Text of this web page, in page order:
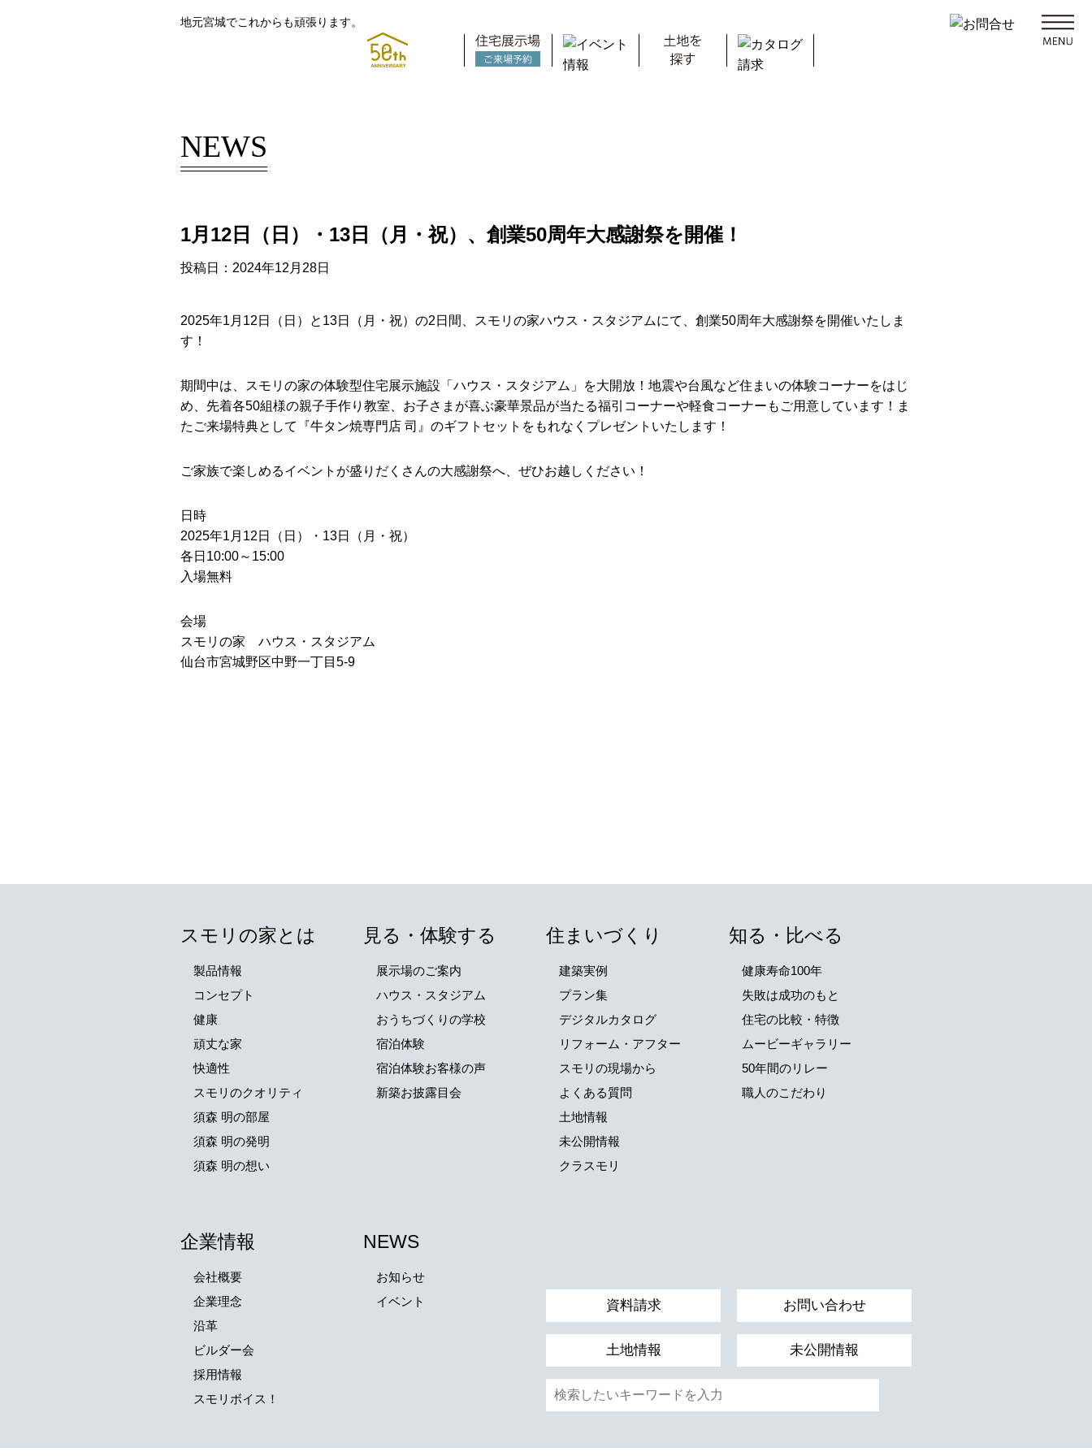
地元宮城でこれからも頑張ります。
スモリの家
NEWS
1月12日（日）・13日（月・祝）、創業50周年大感謝祭を開催！
投稿日：2024年12月28日
2025年1月12日（日）と13日（月・祝）の2日間、スモリの家ハウス・スタジアムにて、創業50周年大感謝祭を開催いたしま
す！
期間中は、スモリの家の体験型住宅展示施設「ハウス・スタジアム」を大開放！地震や台風など住まいの体験コーナーをはじ
め、先着各50組様の親子手作り教室、お子さまが喜ぶ豪華景品が当たる福引コーナーや軽食コーナーもご用意しています！ま
たご来場特典として『牛タン焼専門店 司』のギフトセットをもれなくプレゼントいたします！
ご家族で楽しめるイベントが盛りだくさんの大感謝祭へ、ぜひお越しください！
日時
2025年1月12日（日）・13日（月・祝）
各日10:00～15:00
入場無料
会場
スモリの家 ハウス・スタジアム
仙台市宮城野区中野一丁目5-9
スモリの家とは
製品情報
コンセプト
健康
頑丈な家
快適性
スモリのクオリティ
須森 明の部屋
須森 明の発明
須森 明の想い
見る・体験する
展示場のご案内
ハウス・スタジアム
おうちづくりの学校
宿泊体験
宿泊体験お客様の声
新築お披露目会
住まいづくり
建築実例
プラン集
デジタルカタログ
リフォーム・アフター
スモリの現場から
よくある質問
土地情報
未公開情報
クラスモリ
知る・比べる
健康寿命100年
失敗は成功のもと
住宅の比較・特徴
ムービーギャラリー
50年間のリレー
職人のこだわり
企業情報
会社概要
企業理念
沿革
ビルダー会
採用情報
スモリボイス！
NEWS
お知らせ
イベント
資料請求 お問い合わせ
土地情報 未公開情報